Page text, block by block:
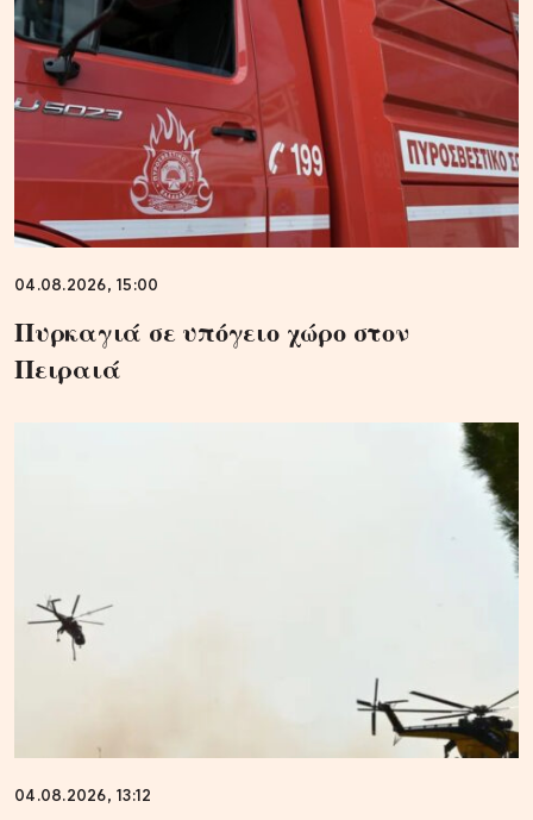
04.08.2026, 15:00
Πυρκαγιά σε υπόγειο χώρο στον
Πειραιά
04.08.2026, 13:12